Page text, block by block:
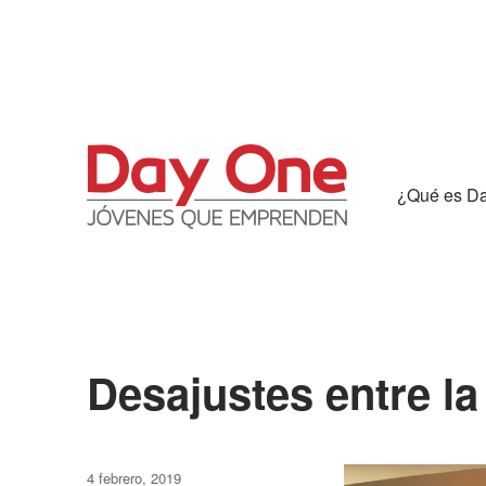
¿Qué es
Blog
Desajustes entre
Publicado
4 febrero, 2019